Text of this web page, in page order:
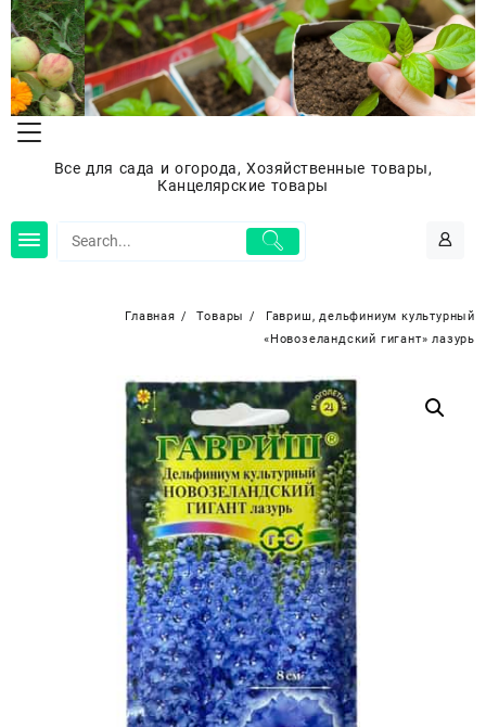
Перейти
содержимому
Все для сада и огорода, Хозяйственные товары,
Канцелярские товары
Главная Товары
Гавриш, дельфиниум культурный
«Новозеландский гигант» лазурь